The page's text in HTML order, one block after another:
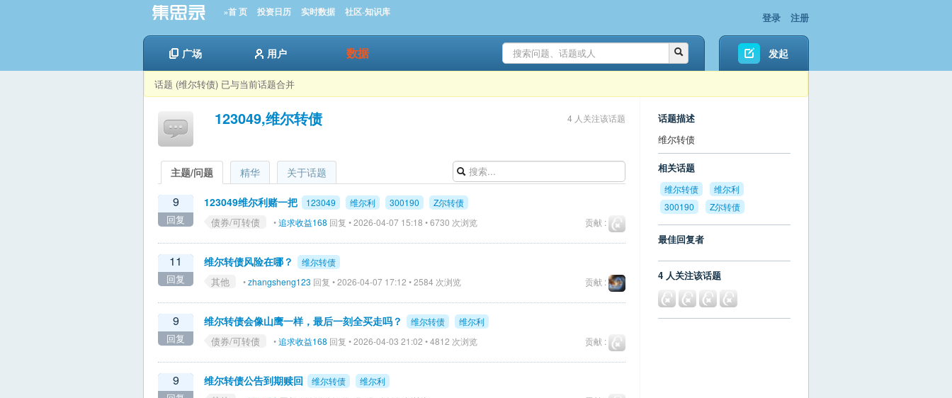
»首 页 投资日历 实时数据 社区-知识库 登录 注册
广场 用户 数据 发起
话题 (维尔转债) 已与当前话题合并
123049,维尔转债 4 人关注该话题
主题/问题 精华 关于话题
9
回复
123049维尔利赌一把 123049 维尔利 300190
Z尔转债
贡献 :
债券/可转债 •追求收益168 回复 • 2026-04-07 15:18 • 6730 次浏览
11
回复
维尔转债风险在哪？
维尔转债
贡献 :
其他 •zhangsheng123 回复 • 2026-04-07 17:12 • 2584 次浏览
9
回复
维尔转债会像山鹰一样，最后一刻全买走吗？ 维尔转债
维尔利
贡献 :
债券/可转债 •追求收益168 回复 • 2026-04-03 21:02 • 4812 次浏览
9 维尔转债公告到期赎回 维尔转债
维尔利
话题描述
维尔转债
相关话题
维尔转债
维尔利
300190
Z尔转债
最佳回复者
4 人关注该话题